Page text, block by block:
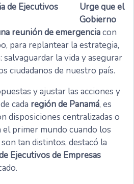
Urge que el
Gobierno
reunión de emergenciacon
para replantear la estrategia,
salvaguardar la vida y asegurar
ciudadanos de nuestro país.
y ajustar las acciones y
cada región de Panamá, es
disposiciones centralizadas o
primer mundo cuando los
tan distintos, destacó la
Ejecutivos de Empresas